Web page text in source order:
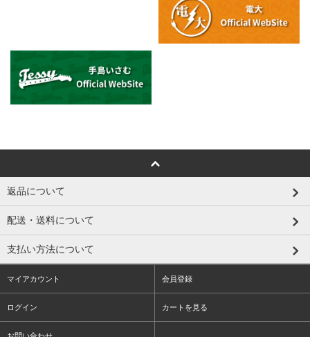
返品について
配送・送料について
支払い方法について
マイアカウント 会員登録
ログイン カートを見る